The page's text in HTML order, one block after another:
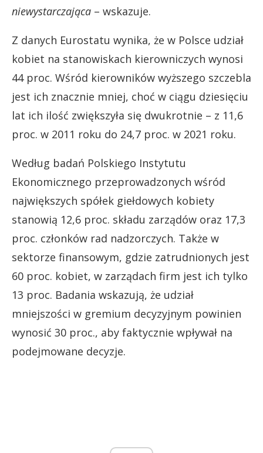
niewystarczająca – wskazuje.
Z danych Eurostatu wynika, że w Polsce udział
kobiet na stanowiskach kierowniczych wynosi
44 proc. Wśród kierowników wyższego szczebla
jest ich znacznie mniej, choć w ciągu dziesięciu
lat ich ilość zwiększyła się dwukrotnie – z 11,6
proc. w 2011 roku do 24,7 proc. w 2021 roku.
Według badań Polskiego Instytutu
Ekonomicznego przeprowadzonych wśród
największych spółek giełdowych kobiety
stanowią 12,6 proc. składu zarządów oraz 17,3
proc. członków rad nadzorczych. Także w
sektorze finansowym, gdzie zatrudnionych jest
60 proc. kobiet, w zarządach firm jest ich tylko
13 proc. Badania wskazują, że udział
mniejszości w gremium decyzyjnym powinien
wynosić 30 proc., aby faktycznie wpływał na
podejmowane decyzje.